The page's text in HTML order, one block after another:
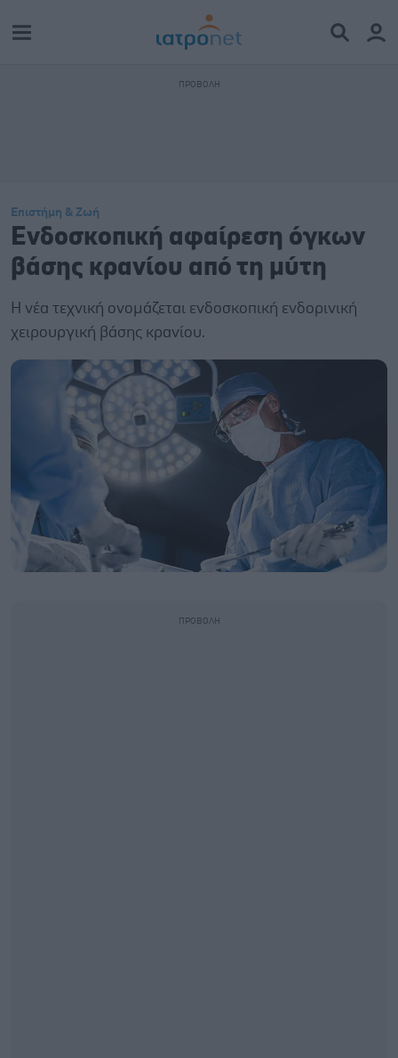
Επιστήμη & Ζωή
Ενδοσκοπική αφαίρεση όγκων
βάσης κρανίου από τη μύτη
Η νέα τεχνική ονομάζεται ενδοσκοπική ενδορινική
χειρουργική βάσης κρανίου.